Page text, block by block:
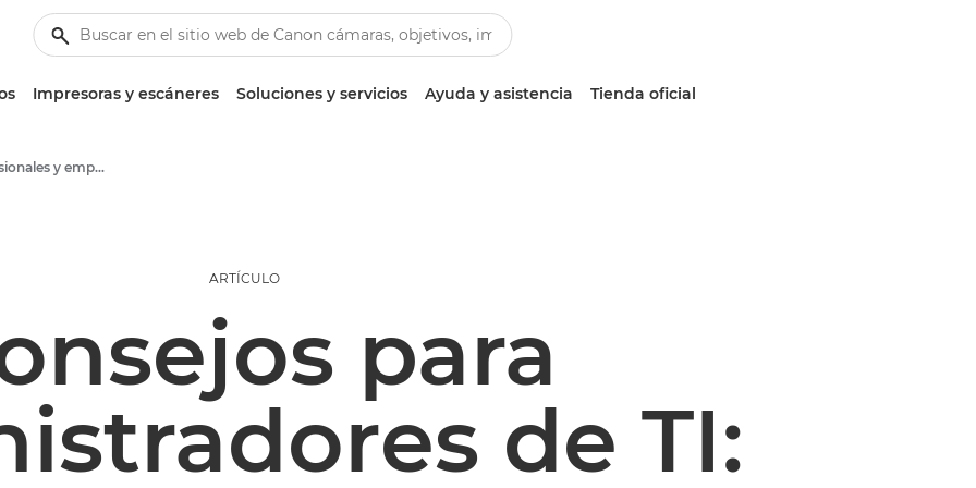
Impresoras y escáneres Soluciones y servicios Ayuda y asistencia Tienda oficial
Artículos profesionales y empresariales
ARTÍCULO
para
de TI: